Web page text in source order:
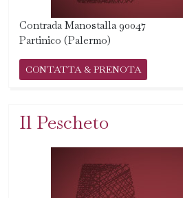
Contrada Manostalla 90047
Partinico (Palermo)
CONTATTA & PRENOTA
Il Pescheto